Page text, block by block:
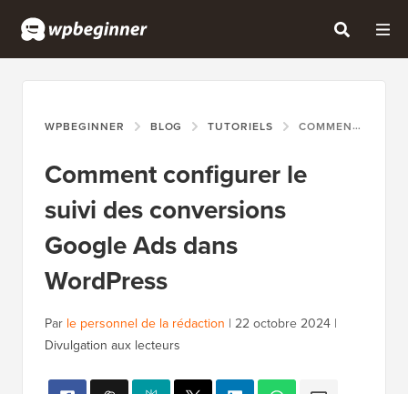
WPBEGINNER BLOG TUTORIELS COMMENT CONFIGURER LE SUIVI DES CONVERSIONS GOOGLE ADS DANS WORDPRESS
Comment configurer le
suivi des conversions
Google Ads dans
WordPress
Par le personnel de la rédaction | 22 octobre 2024 |
Divulgation aux lecteurs